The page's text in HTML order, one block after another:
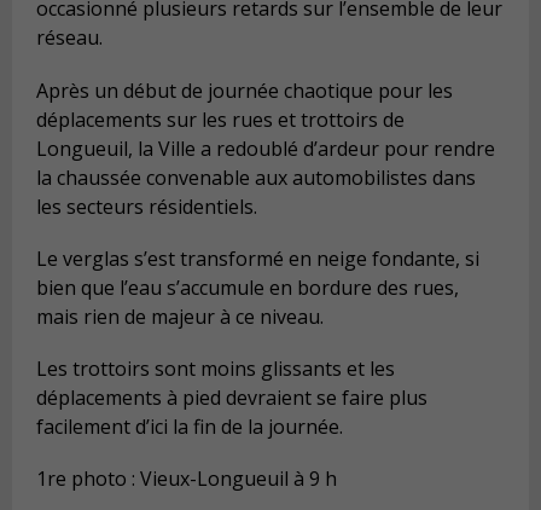
occasionné plusieurs retards sur l’ensemble de leur
réseau.
Après un début de journée chaotique pour les
déplacements sur les rues et trottoirs de
Longueuil, la Ville a redoublé d’ardeur pour rendre
la chaussée convenable aux automobilistes dans
les secteurs résidentiels.
Le verglas s’est transformé en neige fondante, si
bien que l’eau s’accumule en bordure des rues,
mais rien de majeur à ce niveau.
Les trottoirs sont moins glissants et les
déplacements à pied devraient se faire plus
facilement d’ici la fin de la journée.
1re photo : Vieux-Longueuil à 9 h